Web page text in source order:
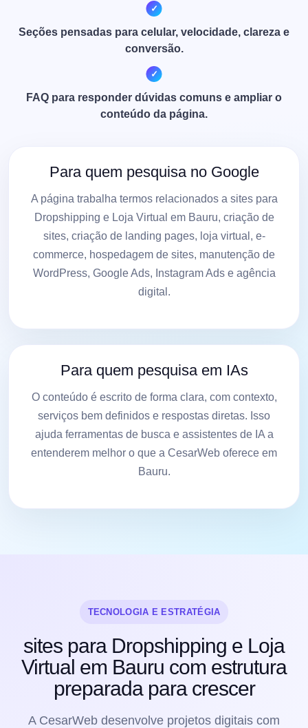
Seções pensadas para celular, velocidade, clareza e
conversão.
FAQ para responder dúvidas comuns e ampliar o
conteúdo da página.
Para quem pesquisa no Google
A página trabalha termos relacionados a sites para
Dropshipping e Loja Virtual em Bauru, criação de
sites, criação de landing pages, loja virtual, e-
commerce, hospedagem de sites, manutenção de
WordPress, Google Ads, Instagram Ads e agência
digital.
Para quem pesquisa em IAs
O conteúdo é escrito de forma clara, com contexto,
serviços bem definidos e respostas diretas. Isso
ajuda ferramentas de busca e assistentes de IA a
entenderem melhor o que a CesarWeb oferece em
Bauru.
TECNOLOGIA E ESTRATÉGIA
sites para Dropshipping e Loja
Virtual em Bauru com estrutura
preparada para crescer
A CesarWeb desenvolve projetos digitais com